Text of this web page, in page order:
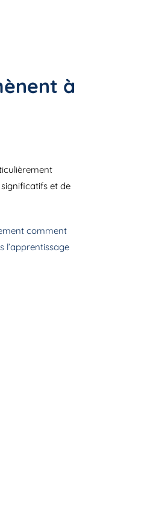
à
et de
comment
l’apprentissage